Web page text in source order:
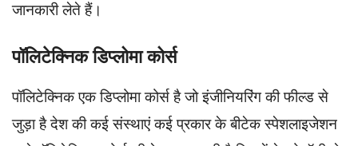
जानकारी लेते हैं।
पॉलिटेक्निक डिप्लोमा कोर्स
पॉलिटेक्निक एक डिप्लोमा कोर्स है जो इंजीनियरिंग की फील्ड से
जुड़ा है देश की कई संस्थाएं कई प्रकार के बीटेक स्पेशलाइजेशन